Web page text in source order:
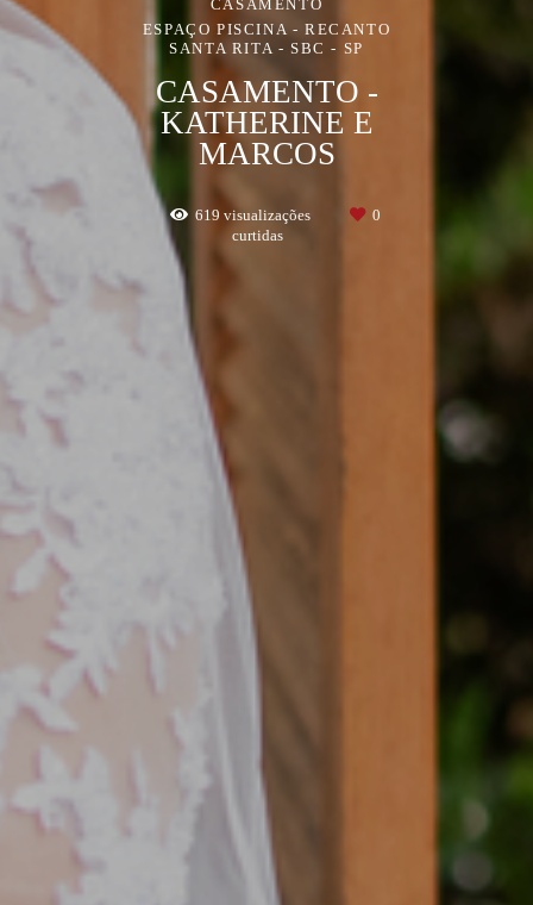
CASAMENTO
ESPAÇO PISCINA - RECANTO
SANTA RITA - SBC - SP
CASAMENTO -
KATHERINE E
MARCOS
619 visualizações
0
curtidas